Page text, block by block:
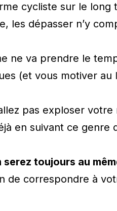
cycliste sur le long
les dépasser n’y
ne va prendre le
(et vous motiver au
pas exploser
en suivant ce genre
serez toujours au
de correspondre à